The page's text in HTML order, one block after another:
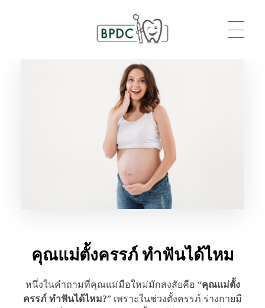
คุณแม่ตั้งครรภ์ ทำฟันได้ไหม
หนึ่งในคำถามที่คุณแม่มือใหม่มักสงสัยคือ “คุณแม่ตั้ง
ครรภ์ ทำฟันได้ไหม?” เพราะในช่วงตั้งครรภ์ ร่างกายมี